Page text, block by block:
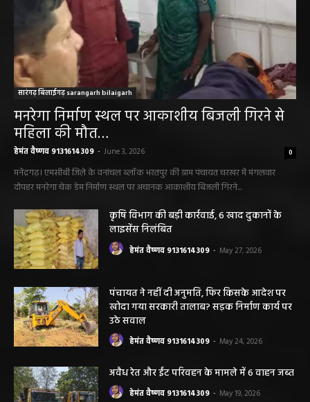
सारंगढ़ बिलाईगढ़ sarangarh bilaigarh
मनरेगा निर्माण स्थल पर आकाशीय बिजली गिरने से
महिला की मौत…
हेमंत वैष्णव 9131614309 June 3, 2026 0
मनेंद्रगढ़। एमसीबी जिले के वनांचल ब्लॉक भरतपुर की ग्राम पंचायत चरखर में मंगलवार
दोपहर मनरेगा चेक डेम निर्माण स्थल पर अचानक आकाशीय बिजली गिरने...
कृषि विभाग की बड़ी कार्रवाई, 6 खाद दुकानों के
लाइसेंस निलंबित
हेमंत वैष्णव 9131614309 May 27, 2026
पंचायत ने नहीं दी अनुमति, फिर किसके आदेश पर
खोदा गया सरकारी तालाब? सड़क निर्माण कार्य पर
उठे सवाल
हेमंत वैष्णव 9131614309 May 24, 2026
अवैध रेत और ईंट परिवहन के मामले में 6 वाहन जब्त
हेमंत वैष्णव 9131614309 May 19, 2026